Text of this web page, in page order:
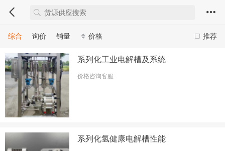
推荐
综合 询价 销量 价格
系列化工业电解槽及系统
价格咨询客服
系列化氢健康电解槽性能